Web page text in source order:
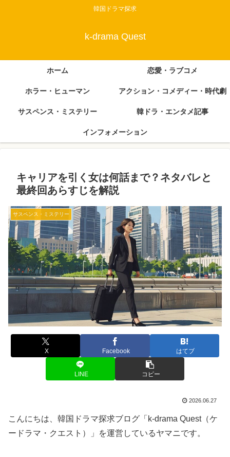
韓国ドラマ探求
k-drama Quest
ホーム 恋愛・ラブコメ
ホラー・ヒューマン アクション・コメディー・時代劇
サスペンス・ミステリー 韓ドラ・エンタメ記事
インフォメーション
キャリアを引く女は何話まで？ネタバレと
最終回あらすじを解説
サスペンス・ミステリー
X Facebook はてブ
LINE コピー
2026.06.27
こんにちは、韓国ドラマ探求ブログ「k-drama Quest（ケ
ードラマ・クエスト）」を運営しているヤマニです。